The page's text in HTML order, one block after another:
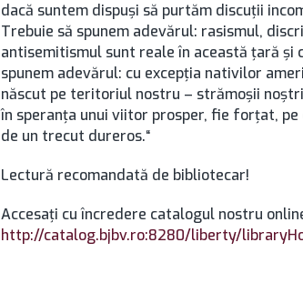
dacă suntem dispuși să purtăm discuții
Trebuie să spunem adevărul: rasismul,
antisemitismul sunt reale în această țară
spunem adevărul: cu excepția nativilor
născut pe teritoriul nostru – strămoșii
în speranța unui viitor prosper, fie forțat,
de un trecut dureros.“
Lectură recomandată de bibliotecar!
Accesaţi cu încredere catalogul nostru
http://catalog.bjbv.ro:8280/liberty/